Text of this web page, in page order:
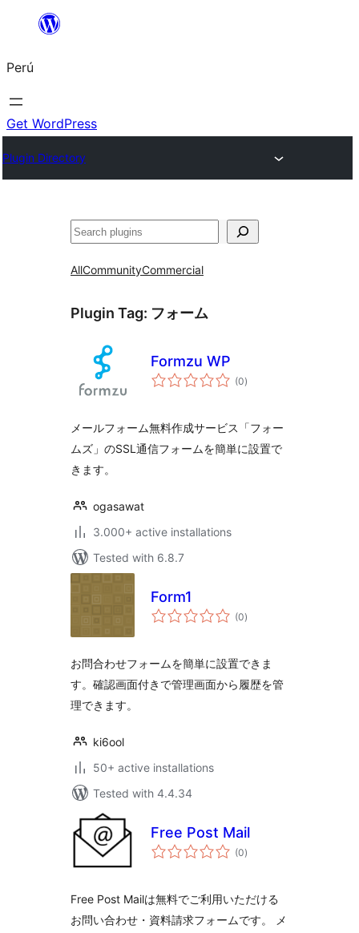
Saltar
contenido
Perú
Get WordPress
Plugin Directory
Buscar
AllCommunityCommercial
Plugin Tag: フォーム
Formzu WP
(0total
ratings
)
メールフォーム無料作成サービス「フォー
ムズ」のSSL通信フォームを簡単に設置で
きます。
ogasawat
3.000+ active installations
Tested with 6.8.7
Form1
(0total
ratings
)
お問合わせフォームを簡単に設置できま
す。確認画面付きで管理画面から履歴を管
理できます。
ki6ool
50+ active installations
Tested with 4.4.34
Free Post Mail
(0total
ratings
)
Free Post Mailは無料でご利用いただける
お問い合わせ・資料請求フォームです。 メ